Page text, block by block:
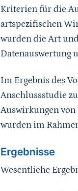
Kriterien für die
artspezifischen
wurden die Art
Datenauswertung
Im Ergebnis des
Anschlussstudie
Auswirkungen
wurden im
Ergebnisse
Wesentliche